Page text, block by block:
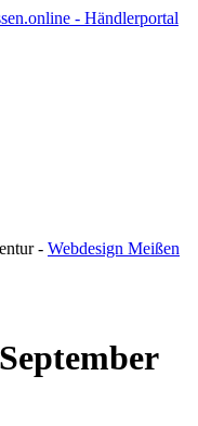
- Webdesign Meißen